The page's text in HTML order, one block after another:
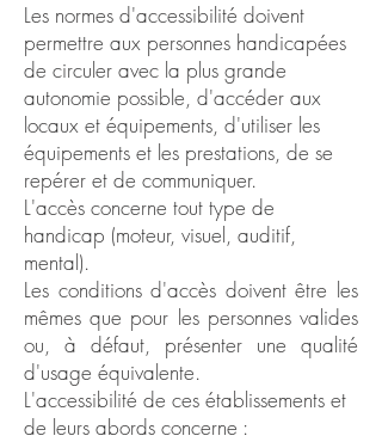
Les normes d'accessibilité doivent
permettre aux personnes handicapées
de circuler avec la plus grande
autonomie possible, d'accéder aux
locaux et équipements, d'utiliser les
équipements et les prestations, de se
repérer et de communiquer.
L'accès concerne tout type de
handicap (moteur, visuel, auditif,
mental).
Les conditions d'accès doivent être les
mêmes que pour les personnes valides
ou, à défaut, présenter une qualité
d'usage équivalente.
L'accessibilité de ces établissements et
de leurs abords concerne :